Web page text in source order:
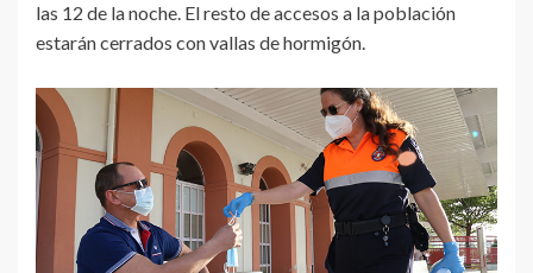
las 12 de la noche. El resto de accesos a la población
estarán cerrados con vallas de hormigón.